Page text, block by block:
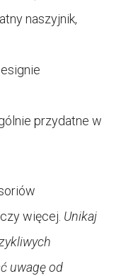
naszyjnik,
przydatne w
więcej. Unikaj
uwagę od